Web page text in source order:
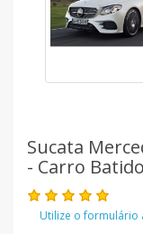
Sucata
- Carro
Utilize o formulário